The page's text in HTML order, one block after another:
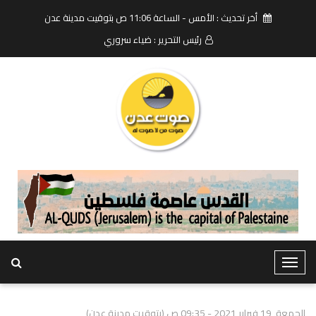
أخر تحديث : الأمس - الساعة 11:06 ص بتوقيت مدينة عدن
رئيس التحرير : ضياء سروري
T
o